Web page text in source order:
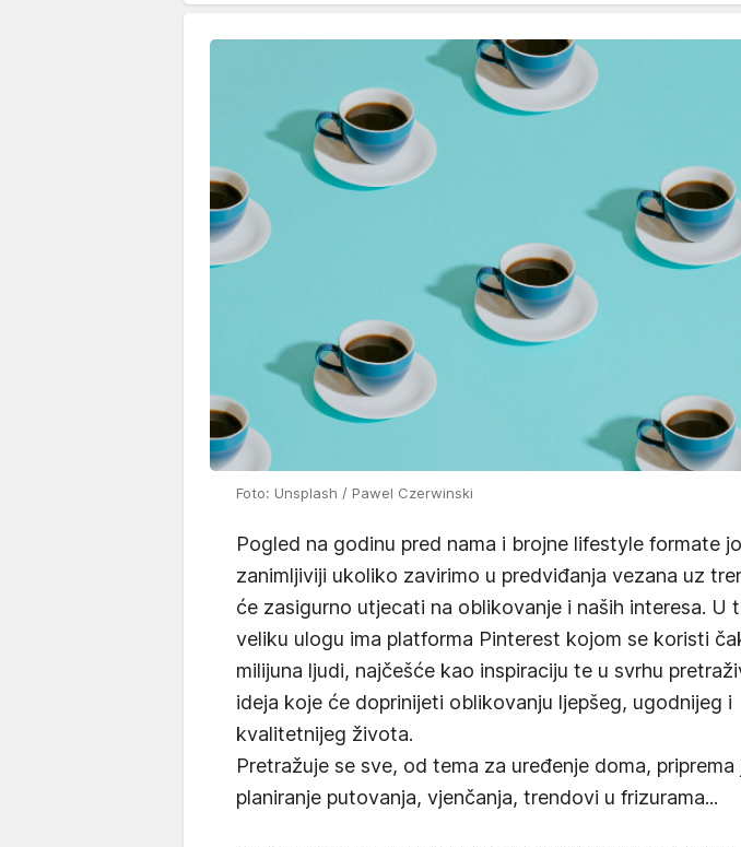
Foto: Unsplash / Pawel Czerwinski
Pogled na godinu pred nama i brojne lifestyle formate
zanimljiviji ukoliko zavirimo u predviđanja vezana uz
će zasigurno utjecati na oblikovanje i naših interesa. U
veliku ulogu ima platforma Pinterest kojom se koristi
milijuna ljudi, najčešće kao inspiraciju te u svrhu
ideja koje će doprinijeti oblikovanju ljepšeg, ugodnijeg i
kvalitetnijeg života.
Pretražuje se sve, od tema za uređenje doma, priprema
planiranje putovanja, vjenčanja, trendovi u frizurama...